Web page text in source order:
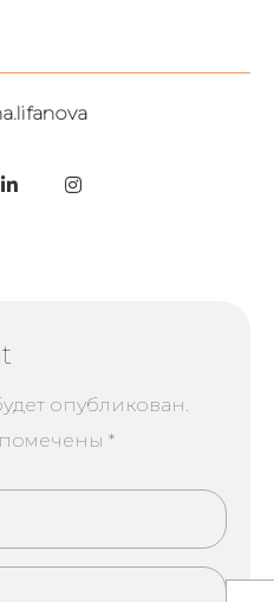
опубликован.
*